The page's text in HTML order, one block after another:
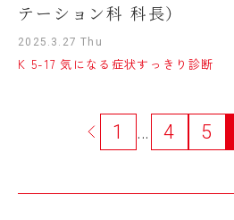
テーション科 科長）
2025.3.27 Thu
K 5-17 気になる症状すっきり診断
1 … 4 5